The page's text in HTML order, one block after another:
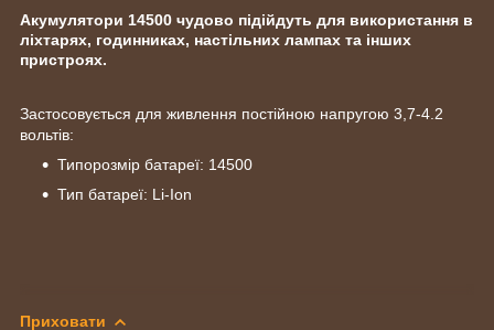
Акумулятори 14500 чудово підійдуть для використання в
ліхтарях, годинниках, настільних лампах та інших
пристроях.
Застосовується для живлення постійною напругою 3,7-4.2
вольтів:
Типорозмір батареї: 14500
Тип батареї: Li-Ion
Приховати